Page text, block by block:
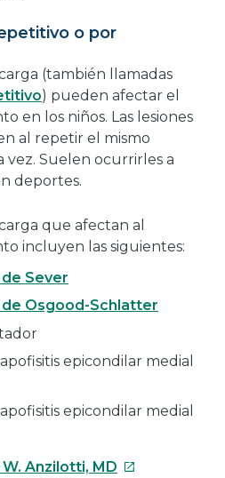
o por
(también llamadas
) pueden afectar el
en los niños. Las lesiones
al repetir el mismo
vez. Suelen ocurrirles a
deportes.
que afectan al
incluyen las siguientes:
Sever
Osgood-Schlatter
epicondilar medial
epicondilar medial
Anzilotti, MD Este